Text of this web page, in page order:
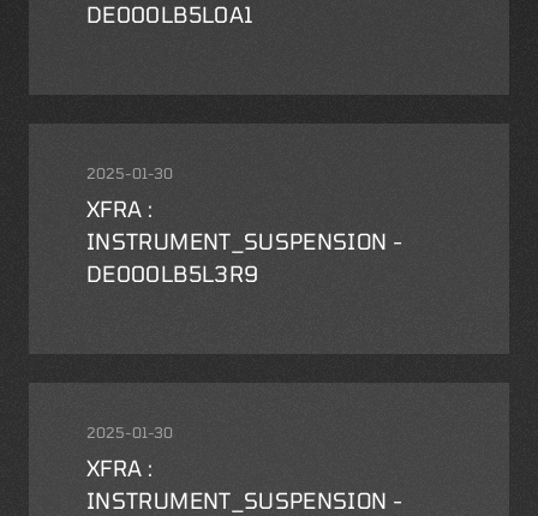
DE000LB5L0A1
2025-01-30
XFRA :
INSTRUMENT_SUSPENSION -
DE000LB5L3R9
2025-01-30
XFRA :
INSTRUMENT_SUSPENSION -